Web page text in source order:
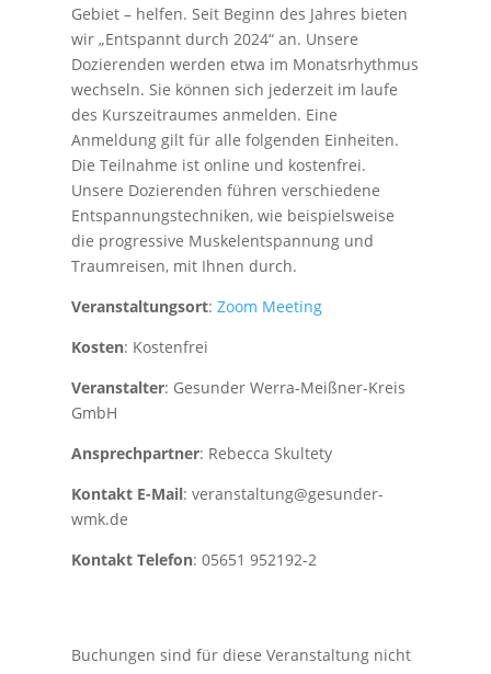
Gebiet – helfen. Seit Beginn des Jahres bieten
wir „Entspannt durch 2024“ an. Unsere
Dozierenden werden etwa im Monatsrhythmus
wechseln. Sie können sich jederzeit im laufe
des Kurszeitraumes anmelden. Eine
Anmeldung gilt für alle folgenden Einheiten.
Die Teilnahme ist online und kostenfrei.
Unsere Dozierenden führen verschiedene
Entspannungstechniken, wie beispielsweise
die progressive Muskelentspannung und
Traumreisen, mit Ihnen durch.
Veranstaltungsort: Zoom Meeting
Kosten: Kostenfrei
Veranstalter: Gesunder Werra-Meißner-Kreis
GmbH
Ansprechpartner: Rebecca Skultety
Kontakt E-Mail: veranstaltung@gesunder-
wmk.de
Kontakt Telefon: 05651 952192-2
Buchungen sind für diese Veranstaltung nicht